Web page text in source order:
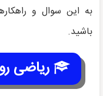
به این سوال و
باشید.
ریاضی